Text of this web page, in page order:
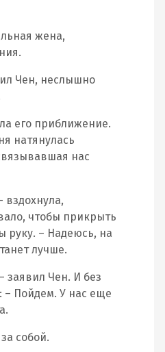
жена,
Чен, неслышно
его приближение.
натянулась
нас
вздохнула,
чтобы прикрыть
руку. – Надеюсь, на
лучше.
заявил Чен. И без
– Пойдем. У нас еще
собой.